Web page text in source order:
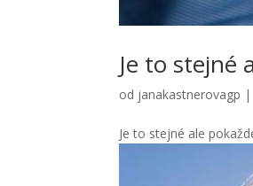
Je to stejné
od janakastnerovagp |
Je to stejné ale